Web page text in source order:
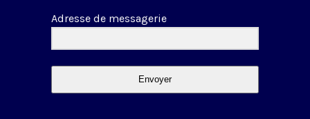
Adresse de messagerie
Envoyer